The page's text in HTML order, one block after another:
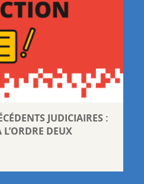
JUDICIAIRES :
DEUX